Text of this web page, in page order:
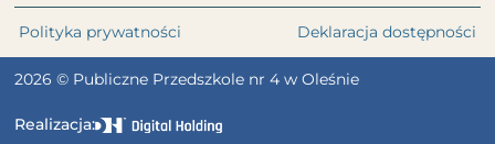
Polityka prywatności Deklaracja dostępności
2026 © Publiczne Przedszkole nr 4 w Oleśnie
Realizacja: